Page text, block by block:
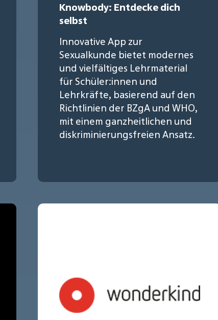
Knowbody: Entdecke dich
selbst
Innovative App zur
Sexualkunde bietet modernes
und vielfältiges Lehrmaterial
für Schüler:innen und
Lehrkräfte, basierend auf den
Richtlinien der BZgA und WHO,
mit einem ganzheitlichen und
diskriminierungsfreien Ansatz.